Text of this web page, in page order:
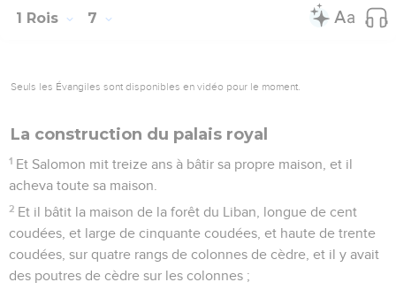
1 Rois 7
Seuls les Évangiles sont disponibles en vidéo pour le moment.
La construction du palais royal
1 Et Salomon mit treize ans à bâtir sa propre maison, et il
acheva toute sa maison.
2 Et il bâtit la maison de la forêt du Liban, longue de cent
coudées, et large de cinquante coudées, et haute de trente
coudées, sur quatre rangs de colonnes de cèdre, et il y avait
des poutres de cèdre sur les colonnes ;